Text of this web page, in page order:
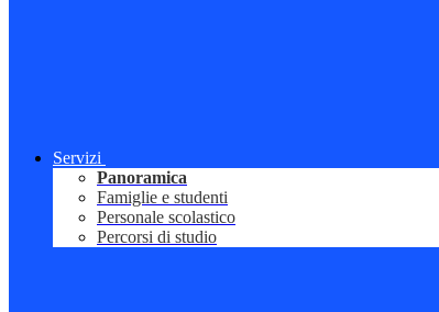
Servizi
Panoramica
Famiglie e studenti
Personale scolastico
Percorsi di studio